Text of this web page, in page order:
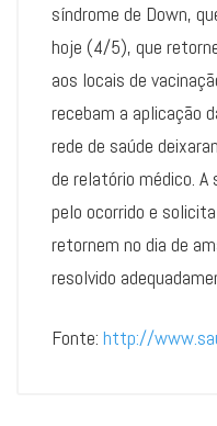
síndrome de Down,
hoje (4/5), que
aos locais de
recebam a aplicação
rede de saúde
de relatório médico.
pelo ocorrido e
retornem no dia de
resolvido
Fonte: http://